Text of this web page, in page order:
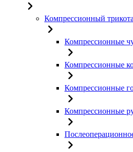
Компрессионный
Компрессионные
Компрессионные
Компрессионные
Компрессионные